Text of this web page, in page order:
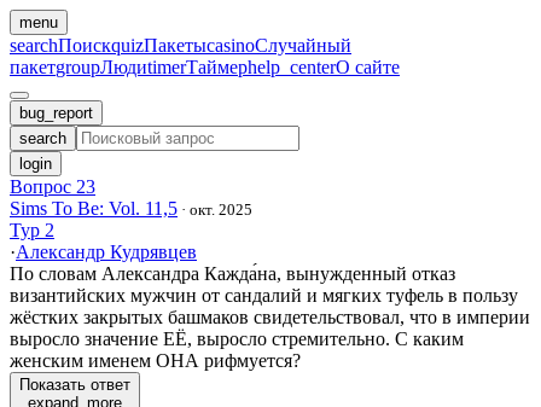
menu
searchПоискquizПакетыcasinoСлучайный
пакетgroupЛюдиtimerТаймерhelp_centerО сайте
bug_report
search
login
Вопрос 23
Sims To Be: Vol. 11,5 · окт. 2025
Тур 2
·Александр Кудрявцев
По словам Александра Кажда́на, вынужденный отказ
византийских мужчин от сандалий и мягких туфель в пользу
жёстких закрытых башмаков свидетельствовал, что в империи
выросло значение ЕЁ, выросло стремительно. С каким
женским именем ОНА рифмуется?
Показать ответ
expand_more